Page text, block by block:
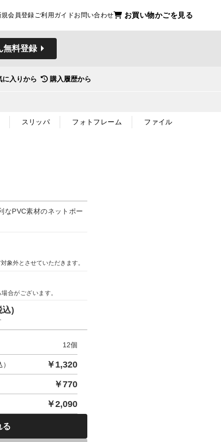
規会員登録ご利用ガイドお問い合わせ お買い物かごを見る
無料登録
に入りから 購入履歴から
スリッパ フォトフレーム ファイル
なPVC素材のネットポー
象外とさせていただきます。
合がございます。
込)
12個
￥ 1,320
￥770
￥2,090
る